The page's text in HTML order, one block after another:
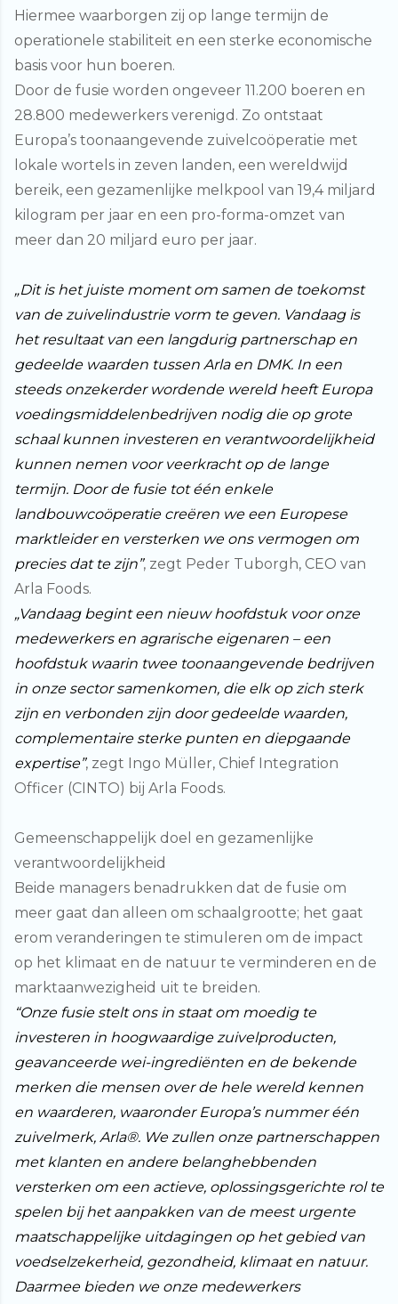
Hiermee waarborgen zij op lange termijn de
operationele stabiliteit en een sterke economische
basis voor hun boeren.
Door de fusie worden ongeveer 11.200 boeren en
28.800 medewerkers verenigd. Zo ontstaat
Europa’s toonaangevende zuivelcoöperatie met
lokale wortels in zeven landen, een wereldwijd
bereik, een gezamenlijke melkpool van 19,4 miljard
kilogram per jaar en een pro-forma-omzet van
meer dan 20 miljard euro per jaar.
„Dit is het juiste moment om samen de toekomst
van de zuivelindustrie vorm te geven. Vandaag is
het resultaat van een langdurig partnerschap en
gedeelde waarden tussen Arla en DMK. In een
steeds onzekerder wordende wereld heeft Europa
voedingsmiddelenbedrijven nodig die op grote
schaal kunnen investeren en verantwoordelijkheid
kunnen nemen voor veerkracht op de lange
termijn. Door de fusie tot één enkele
landbouwcoöperatie creëren we een Europese
marktleider en versterken we ons vermogen om
precies dat te zijn”, zegt Peder Tuborgh, CEO van
Arla Foods.
„Vandaag begint een nieuw hoofdstuk voor onze
medewerkers en agrarische eigenaren – een
hoofdstuk waarin twee toonaangevende bedrijven
in onze sector samenkomen, die elk op zich sterk
zijn en verbonden zijn door gedeelde waarden,
complementaire sterke punten en diepgaande
expertise”, zegt Ingo Müller, Chief Integration
Officer (CINTO) bij Arla Foods.
Gemeenschappelijk doel en gezamenlijke
verantwoordelijkheid
Beide managers benadrukken dat de fusie om
meer gaat dan alleen om schaalgrootte; het gaat
erom veranderingen te stimuleren om de impact
op het klimaat en de natuur te verminderen en de
marktaanwezigheid uit te breiden.
“Onze fusie stelt ons in staat om moedig te
investeren in hoogwaardige zuivelproducten,
geavanceerde wei-ingrediënten en de bekende
merken die mensen over de hele wereld kennen
en waarderen, waaronder Europa’s nummer één
zuivelmerk, Arla®. We zullen onze partnerschappen
met klanten en andere belanghebbenden
versterken om een actieve, oplossingsgerichte rol te
spelen bij het aanpakken van de meest urgente
maatschappelijke uitdagingen op het gebied van
voedselzekerheid, gezondheid, klimaat en natuur.
Daarmee bieden we onze medewerkers